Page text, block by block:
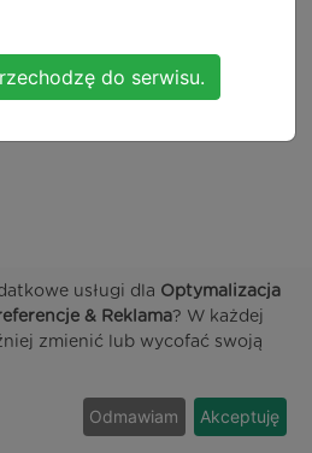
do serwisu.
usługi dla Optymalizacja
& Reklama? W każdej
zmienić lub wycofać swoją
Odmawiam Akceptuję